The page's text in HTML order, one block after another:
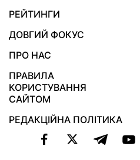
РЕЙТИНГИ
ДОВГИЙ ФОКУС
ПРО НАС
ПРАВИЛА
КОРИСТУВАННЯ
САЙТОМ
РЕДАКЦІЙНА ПОЛІТИКА